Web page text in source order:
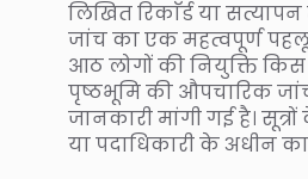
लिखित रिकाॅर्ड या सत्यापन
जांच का एक महत्वपूर्ण पहलू
आठ लोगों की नियुक्ति
पृष्ठभूमि की औपचारिक जांच
जानकारी मांगी गई है।
या पदाधिकारी के अधीन